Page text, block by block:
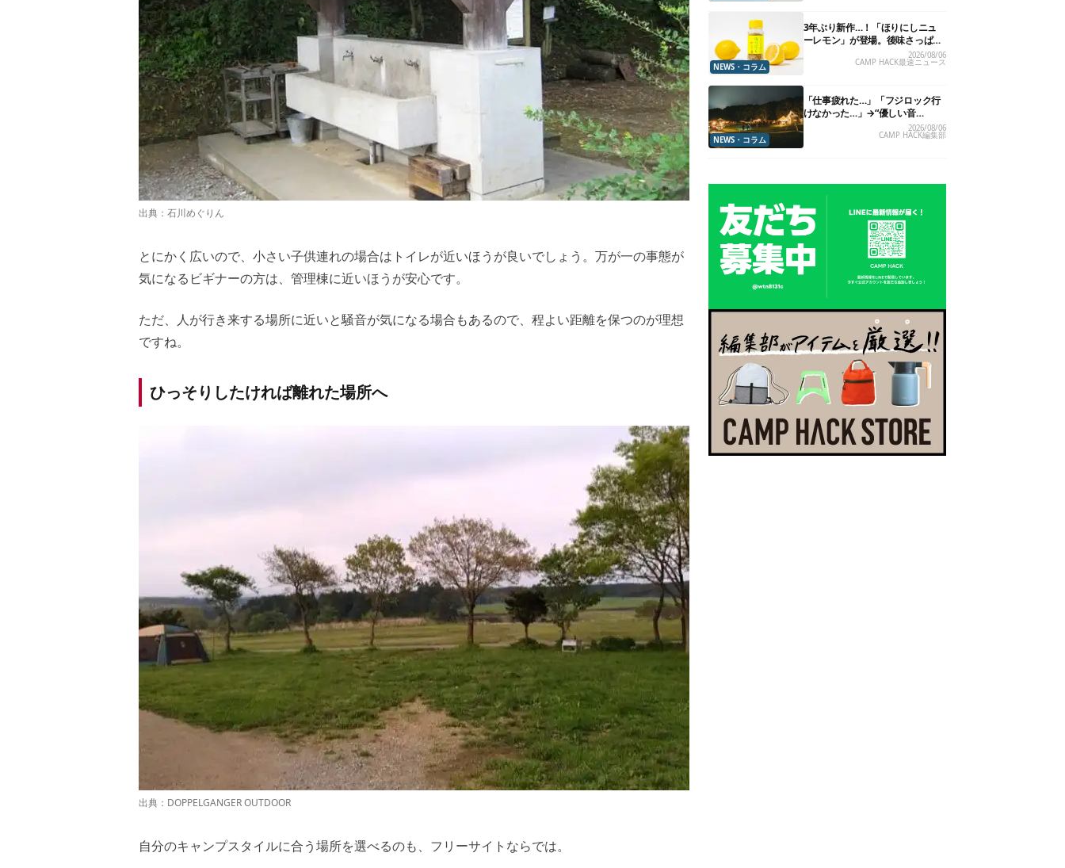
出典： 石川めぐりん
とにかく広いので、小さい子供連れの場合はトイレが近いほうが良いでしょう。万が一の事態が
気になるビギナーの方は、管理棟に近いほうが安心です。
ただ、人が行き来する場所に近いと騒音が気になる場合もあるので、程よい距離を保つのが理想
ですね。
ひっそりしたければ離れた場所へ
出典： DOPPELGANGER OUTDOOR
自分のキャンプスタイルに合う場所を選べるのも、フリーサイトならでは。
NEWS・コラム
3年ぶり新作…！「ほりにしニュ
ーレモン」が登場。後味さっぱり
の万能スパイス！【8月21日発
2026/08/06
CAMP HACK最速ニュース
NEWS・コラム
「仕事疲れた…」「フジロック行
けなかった…」→“優しい音
楽”と“大きな自然”で治癒。まだ間
2026/08/06
CAMP HACK編集部